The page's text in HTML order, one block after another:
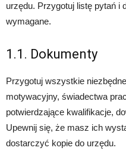
urzędu. Przygotuj listę pytań i
wymagane.
1.1. Dokumenty
Przygotuj wszystkie
motywacyjny, świadectwa
potwierdzające kwalifikacje,
Upewnij się, że masz ich
dostarczyć kopie do urzędu.